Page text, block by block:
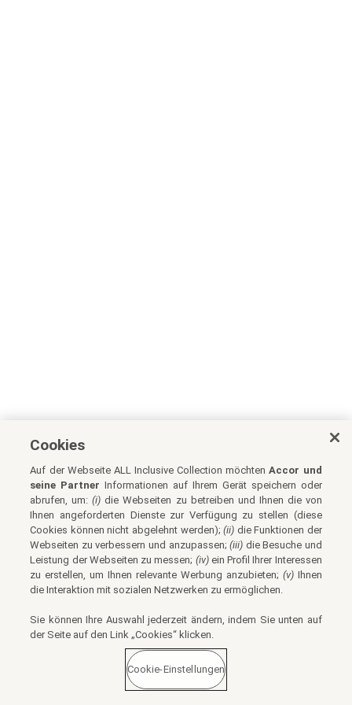
Cookies
Auf der Webseite ALL Inclusive Collection möchtenAccor und
seine Partner Informationen auf Ihrem Gerät speichern oder
abrufen, um:(i) die Webseiten zu betreiben und Ihnen die von
Ihnen angeforderten Dienste zur Verfügung zu stellen (diese
Cookies können nicht abgelehnt werden);(ii) die Funktionen der
Webseiten zu verbessern und anzupassen;(iii) die Besuche und
Leistung der Webseiten zu messen; (iv)ein Profil Ihrer Interessen
zu erstellen, um Ihnen relevante Werbung anzubieten; (v)Ihnen
die Interaktion mit sozialen Netzwerken zu ermöglichen.
Sie können Ihre Auswahl jederzeit ändern, indem Sie unten auf
der Seite auf den Link „Cookies“ klicken.
Cookie-Einstellungen